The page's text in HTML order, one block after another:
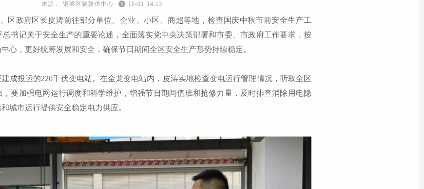
铜梁区融媒体中心 10-01 14:13
区政府区长皮涛前往部分单位、企业、小区、商超等地，检查国庆中秋节前安全生产工
书记关于安全生产的重要论述，全面落实党中央决策部署和市委、市政府工作要求，按
心，更好统筹发展和安全，确保节日期间全区安全生产形势持续稳定。
成投运的220千伏变电站。在金龙变电站内，皮涛实地检查变电运行管理情况，听取全区
要加强电网运行调度和科学维护，增强节日期间值班和抢修力量，及时排查消除用电隐
城市运行提供安全稳定电力供应。